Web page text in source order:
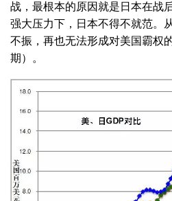
战，最根本的原因就是日本在战
强大压力下，日本不得不就范。
不振，再也无法形成对美国霸权
期）。